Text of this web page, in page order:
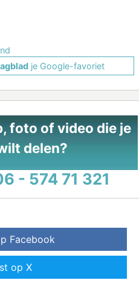
je Google-favoriet
foto of video die je
delen?
- 574 71 321
Facebook
op X